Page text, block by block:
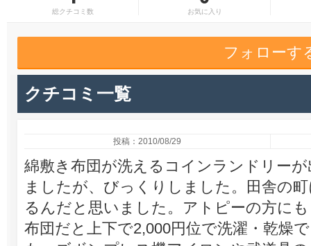
総クチコミ数 お気に入り
フォローす
クチコミ一覧
投稿：2010/08/29
綿敷き布団が洗えるコインランドリー
ましたが、びっくりしました。田舎の
るんだと思いました。アトピーの方に
布団だと上下で2,000円位で洗濯・乾燥